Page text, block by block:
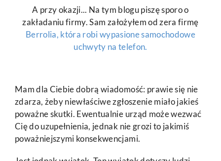
A przy okazji... Na tym blogu piszę sporo o
zakładaniu firmy. Sam założyłem od zera firmę
Berrolia, która robi wypasione samochodowe
uchwyty na telefon.
Mam dla Ciebie dobrą wiadomość: prawie się nie
zdarza, żeby niewłaściwe zgłoszenie miało jakieś
poważne skutki. Ewentualnie urząd może wezwać
Cię do uzupełnienia, jednak nie grozi to jakimiś
poważniejszymi konsekwencjami.